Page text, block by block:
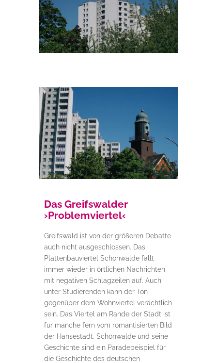
Das Greifswalder
›Problemviertel‹
Greifswald ist von der größeren Debatte
auch nicht ausgeschlossen. Das
Plattenbauviertel Schönwalde fällt
immer wieder in örtlichen Nachrichten
mit negativen Schlagzeilen auf. Auch
unter Studierenden kann der Ton
gegenüber dem Wohnviertel verächtlich
sein. Das Viertel am Rande der Stadt ist
für manche fern vom romantisierten Bild
der Hansestadt. Schönwalde und seine
Geschichte sind ein Paradebeispiel für
die Geschichte des deutschen